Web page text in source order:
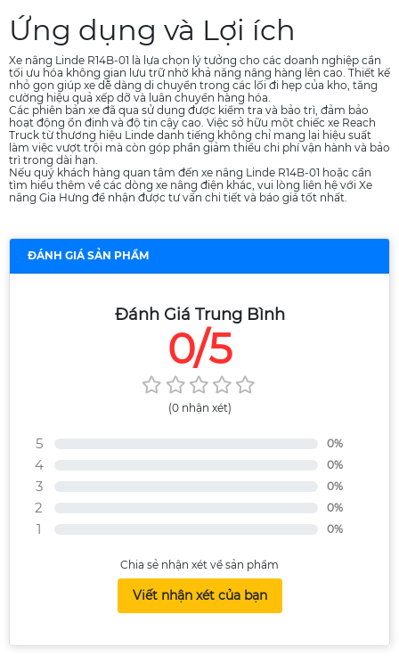
Ứng dụng và Lợi ích
Xe nâng Linde R14B-01 là lựa chọn lý tưởng cho các doanh nghiệp cần
tối ưu hóa không gian lưu trữ nhờ khả năng nâng hàng lên cao. Thiết kế
nhỏ gọn giúp xe dễ dàng di chuyển trong các lối đi hẹp của kho, tăng
cường hiệu quả xếp dỡ và luân chuyển hàng hóa.
Các phiên bản xe đã qua sử dụng được kiểm tra và bảo trì, đảm bảo
hoạt động ổn định và độ tin cậy cao. Việc sở hữu một chiếc xe Reach
Truck từ thương hiệu Linde danh tiếng không chỉ mang lại hiệu suất
làm việc vượt trội mà còn góp phần giảm thiểu chi phí vận hành và bảo
trì trong dài hạn.
Nếu quý khách hàng quan tâm đến xe nâng Linde R14B-01 hoặc cần
tìm hiểu thêm về các dòng xe nâng điện khác, vui lòng liên hệ với Xe
nâng Gia Hưng để nhận được tư vấn chi tiết và báo giá tốt nhất.
ĐÁNH GIÁ SẢN PHẨM
Đánh Giá Trung Bình
0/5
(0 nhận xét)
5 0%
4 0%
3 0%
2 0%
1 0%
Chia sẻ nhận xét về sản phẩm
Viết nhận xét của bạn